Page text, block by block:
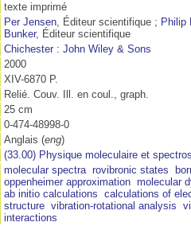
texte imprimé
Per Jensen, Éditeur scientifique ; Philip
Bunker, Éditeur scientifique
Chichester : John Wiley & Sons
2000
XIV-6870 P.
Relié. Couv. Ill. en coul., graph.
25 cm
0-474-48998-0
Anglais (eng)
(33.00) Physique moleculaire et
molecular spectra rovibronic states
oppenheimer approximation molecular
ab initio calculations calculations of
structure vibration-rotational analysis
interactions